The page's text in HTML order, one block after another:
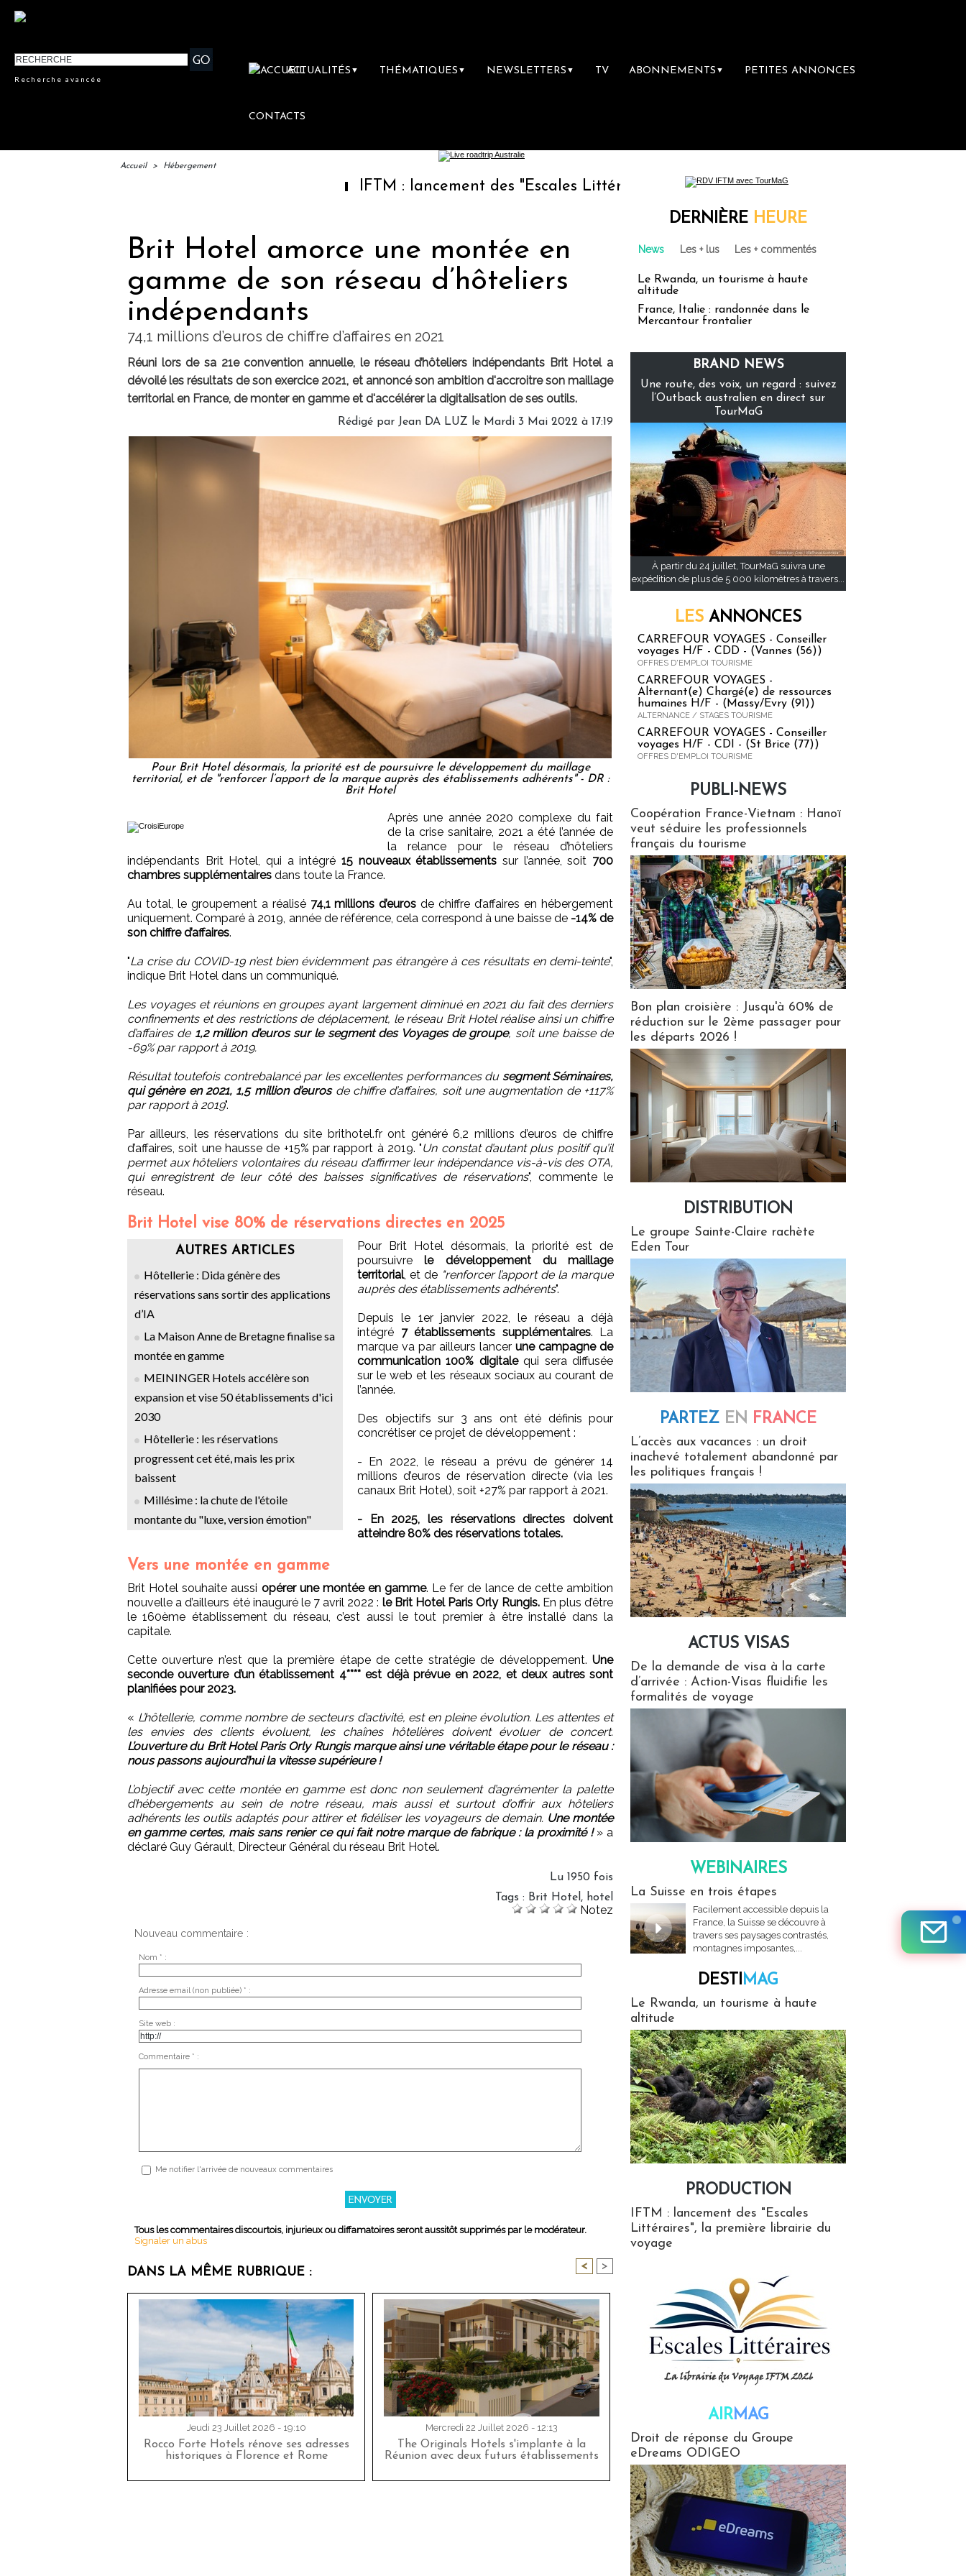
Recherche avancée
ACTUALITÉS ▼ THÉMATIQUES ▼ NEWSLETTERS ▼ TV ABONNEMENTS ▼ PETITES ANNONCES
CONTACTS
Accueil > Hébergement
IFTM : lancement des "Escales Littéraires", la première librairie du voyage
Brit Hotel amorce une montée en
gamme de son réseau d’hôteliers
indépendants
74,1 millions d’euros de chiffre d’affaires en 2021
Réuni lors de sa 21e convention annuelle, le réseau d’hôteliers indépendants Brit Hotel a
dévoilé les résultats de son exercice 2021, et annoncé son ambition d'accroitre son maillage
territorial en France, de monter en gamme et d'accélérer la digitalisation de ses outils.
Rédigé par Jean DA LUZ le Mardi 3 Mai 2022 à 17:19
Pour Brit Hotel désormais, la priorité est de poursuivre le développement du maillage
territorial, et de "renforcer l’apport de la marque auprès des établissements adhérents" - DR :
Brit Hotel
Après une année 2020 complexe du fait
de la crise sanitaire, 2021 a été l’année de
la relance pour le réseau d’hôteliers
indépendants Brit Hotel, qui a intégré 15 nouveaux établissements sur l’année, soit 700
chambres supplémentaires dans toute la France.
Au total, le groupement a réalisé 74,1 millions d’euros de chiffre d’affaires en hébergement
uniquement. Comparé à 2019, année de référence, cela correspond à une baisse de -14% de
son chiffre d’affaires.
"La crise du COVID-19 n’est bien évidemment pas étrangère à ces résultats en demi-teinte",
indique Brit Hotel dans un communiqué.
Les voyages et réunions en groupes ayant largement diminué en 2021 du fait des derniers
confinements et des restrictions de déplacement, le réseau Brit Hotel réalise ainsi un chiffre
d’affaires de 1,2 million d’euros sur le segment des Voyages de groupe, soit une baisse de
-69% par rapport à 2019.
Résultat toutefois contrebalancé par les excellentes performances du segment Séminaires,
qui génère en 2021, 1,5 million d’eurosde chiffre d’affaires, soit une augmentation de +117%
par rapport à 2019".
Par ailleurs, les réservations du site brithotel.fr ont généré 6,2 millions d’euros de chiffre
d’affaires, soit une hausse de +15% par rapport à 2019. "Un constat d’autant plus positif qu’il
permet aux hôteliers volontaires du réseau d’affirmer leur indépendance vis-à-vis des OTA,
qui enregistrent de leur côté des baisses significatives de réservations", commente le
réseau.
Brit Hotel vise 80% de réservations directes en 2025
AUTRES ARTICLES
Hôtellerie : Dida génère des
réservations sans sortir des applications
d’IA
La Maison Anne de Bretagne finalise sa
montée en gamme
MEININGER Hotels accélère son
expansion et vise 50 établissements d'ici
2030
Hôtellerie : les réservations
progressent cet été, mais les prix
baissent
Millésime : la chute de l'étoile
montante du "luxe, version émotion"
Pour Brit Hotel désormais, la priorité est de
poursuivrele développement du maillage
territorial, et de "renforcer l’apport de la marque
auprès des établissements adhérents".
Depuis le 1er janvier 2022, le réseau a déjà
intégré 7 établissements supplémentaires. La
marque va par ailleurs lancer une campagne de
communication 100% digitalequi sera diffusée
sur le web et les réseaux sociaux au courant de
l’année.
Des objectifs sur 3 ans ont été définis pour
concrétiser ce projet de développement :
- En 2022, le réseau a prévu de générer 14
millions d’euros de réservation directe (via les
canaux Brit Hotel), soit +27% par rapport à 2021.
- En 2025, les réservations directes doivent
atteindre 80% des réservations totales.
Vers une montée en gamme
Brit Hotel souhaite aussi opérer une montée en gamme. Le fer de lance de cette ambition
nouvelle a d’ailleurs été inauguré le 7 avril 2022 : le Brit Hotel Paris Orly Rungis.En plus d’être
le 160ème établissement du réseau, c’est aussi le tout premier à être installé dans la
capitale.
Cette ouverture n’est que la première étape de cette stratégie de développement. Une
seconde ouverture d’un établissement 4**** est déjà prévue en 2022, et deux autres sont
planifiées pour 2023.
« L’hôtellerie, comme nombre de secteurs d’activité, est en pleine évolution. Les attentes et
les envies des clients évoluent, les chaînes hôtelières doivent évoluer de concert.
L’ouverture du Brit Hotel Paris Orly Rungis marque ainsi une véritable étape pour le réseau :
nous passons aujourd’hui la vitesse supérieure !
L’objectif avec cette montée en gamme est donc non seulement d’agrémenter la palette
d’hébergements au sein de notre réseau, mais aussi et surtout d’offrir aux hôteliers
adhérents les outils adaptés pour attirer et fidéliser les voyageurs de demain. Une montée
en gamme certes, mais sans renier ce qui fait notre marque de fabrique : la proximité ! » a
déclaré Guy Gérault, Directeur Général du réseau Brit Hotel.
Lu 1950 fois
Tags : Brit Hotel , hotel
Notez
Nouveau commentaire :
Nom * :
Adresse email (non publiée) * :
Site web :
Commentaire * :
Me notifier l'arrivée de nouveaux commentaires
Tous les commentaires discourtois, injurieux ou diffamatoires seront aussitôt supprimés par le modérateur.
Signaler un abus
DANS LA MÊME RUBRIQUE : < >
Jeudi 23 Juillet 2026 - 19:10
Rocco Forte Hotels rénove ses adresses
historiques à Florence et Rome
Mercredi 22 Juillet 2026 - 12:13
The Originals Hotels s'implante à la
Réunion avec deux futurs établissements
DERNIÈRE HEURE
News Les + lus Les + commentés
Le Rwanda, un tourisme à haute
altitude
France, Italie : randonnée dans le
Mercantour frontalier
BRAND NEWS
Une route, des voix, un regard : suivez
l’Outback australien en direct sur
TourMaG
À partir du 24 juillet, TourMaG suivra une
expédition de plus de 5 000 kilomètres à travers...
LES ANNONCES
CARREFOUR VOYAGES - Conseiller
voyages H/F - CDD - (Vannes (56))
OFFRES D'EMPLOI TOURISME
CARREFOUR VOYAGES -
Alternant(e) Chargé(e) de ressources
humaines H/F - (Massy/Evry (91))
ALTERNANCE / STAGES TOURISME
CARREFOUR VOYAGES - Conseiller
voyages H/F - CDI - (St Brice (77))
OFFRES D'EMPLOI TOURISME
PUBLI-NEWS
Coopération France-Vietnam : Hanoï
veut séduire les professionnels
français du tourisme
Bon plan croisière : Jusqu'à 60% de
réduction sur le 2ème passager pour
les départs 2026 !
DISTRIBUTION
Le groupe Sainte-Claire rachète
Eden Tour
PARTEZ EN FRANCE
L’accès aux vacances : un droit
inachevé totalement abandonné par
les politiques français !
ACTUS VISAS
De la demande de visa à la carte
d’arrivée : Action-Visas fluidifie les
formalités de voyage
WEBINAIRES
La Suisse en trois étapes
Facilement accessible depuis la
France, la Suisse se découvre à
travers ses paysages contrastés,
montagnes imposantes,...
DESTIMAG
Le Rwanda, un tourisme à haute
altitude
PRODUCTION
IFTM : lancement des "Escales
Littéraires", la première librairie du
voyage
AIRMAG
Droit de réponse du Groupe
eDreams ODIGEO